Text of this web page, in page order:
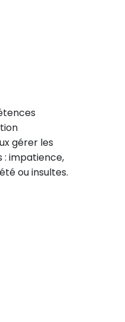
gérer les
impatience,
ou insultes.